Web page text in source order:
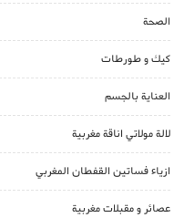
الصحة
كيك و طورطات
العناية بالجسم
لالة مولاتي اناقة مغربية
ازياء فساتين القفطان المغربي
عصائر و مقبلات مغربية